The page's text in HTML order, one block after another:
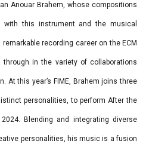
Anouar Brahem, whose compositions
with this instrument and the musical
recording career on the ECM
through in the variety of collaborations
At this year’s FIME, Brahem joins three
personalities, to perform After the
Blending and integrating diverse
personalities, his music is a fusion